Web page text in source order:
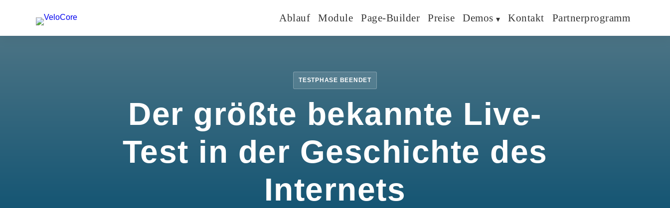
Ablauf Module Page-Builder Preise Demos Kontakt Partnerprogramm
TESTPHASE BEENDET
Der größte bekannte Live-
Test in der Geschichte des
Internets